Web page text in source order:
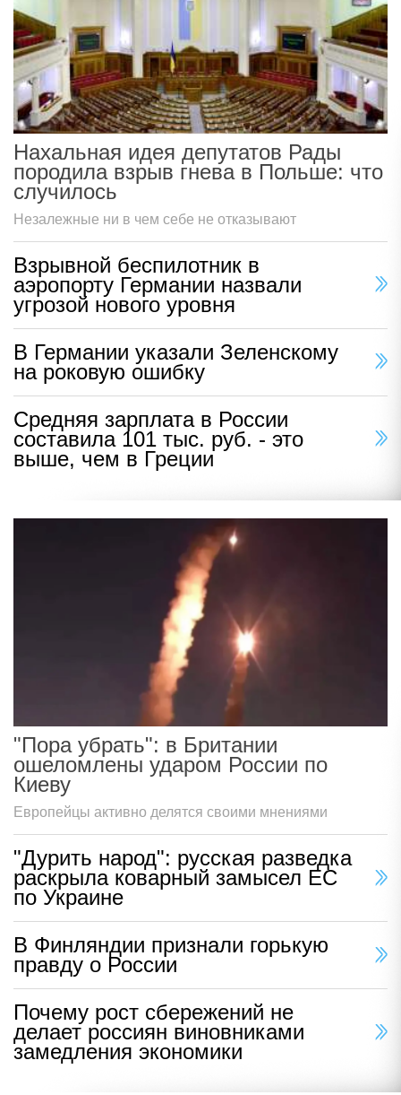
Нахальная идея депутатов Рады
породила взрыв гнева в Польше: что
случилось
Незалежные ни в чем себе не отказывают
Взрывной беспилотник в
аэропорту Германии назвали
угрозой нового уровня
В Германии указали Зеленскому
на роковую ошибку
Средняя зарплата в России
составила 101 тыс. руб. - это
выше, чем в Греции
"Пора убрать": в Британии
ошеломлены ударом России по
Киеву
Европейцы активно делятся своими мнениями
"Дурить народ": русская разведка
раскрыла коварный замысел ЕС
по Украине
В Финляндии признали горькую
правду о России
Почему рост сбережений не
делает россиян виновниками
замедления экономики